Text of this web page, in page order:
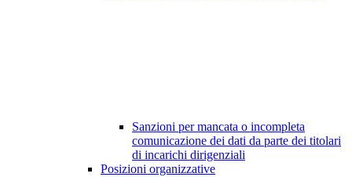
Sanzioni per mancata o incompleta
comunicazione dei dati da parte dei titolari
di incarichi dirigenziali
Posizioni organizzative